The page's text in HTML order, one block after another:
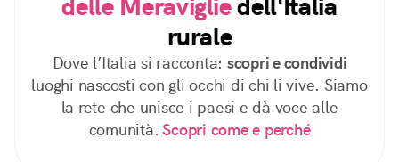
rurale
Dove l’Italia si racconta: scopri e condividi
luoghi nascosti con gli occhi di chi li vive. Siamo
la rete che unisce i paesi e dà voce alle
comunità. Scopri come e perché